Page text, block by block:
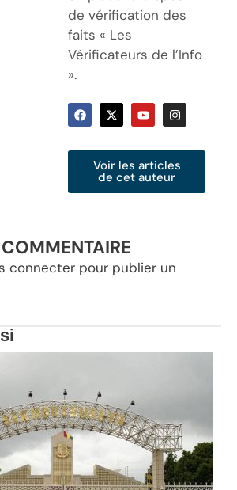
de vérification des
faits « Les
Vérificateurs de l’Info
».
Voir les articles
de cet auteur
connecter pour publier un